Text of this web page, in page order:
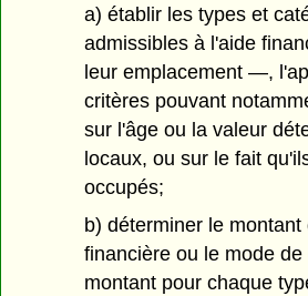
a) établir les types et
admissibles à l'aide
leur emplacement —,
critères pouvant
sur l'âge ou la valeur
locaux, ou sur le fait
occupés;
b) déterminer le montant
financière ou le mode
montant pour chaque